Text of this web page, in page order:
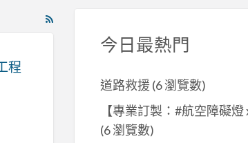
RSS
程
今日最熱門
道路救援(6 瀏覽數)
【專業訂製：#航空障礙燈
(6 瀏覽數)